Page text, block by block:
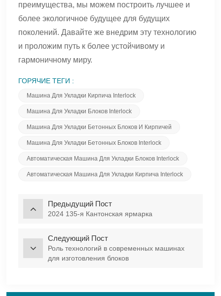
преимущества, мы можем построить лучшее и
более экологичное будущее для будущих
поколений. Давайте же внедрим эту технологию
и проложим путь к более устойчивому и
гармоничному миру.
ГОРЯЧИЕ ТЕГИ :
Машина Для Укладки Кирпича Interlock
Машина Для Укладки Блоков Interlock
Машина Для Укладки Бетонных Блоков И Кирпичей
Машина Для Укладки Бетонных Блоков Interlock
Автоматическая Машина Для Укладки Блоков Interlock
Автоматическая Машина Для Укладки Кирпича Interlock
Предыдущий Пост
2024 135-я Кантонская ярмарка
Следующий Пост
Роль технологий в современных машинах
для изготовления блоков